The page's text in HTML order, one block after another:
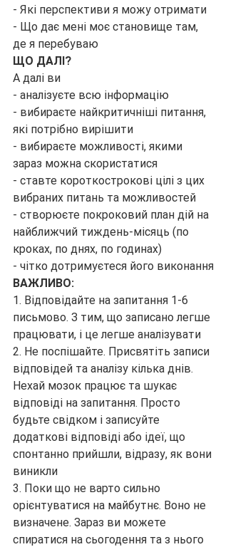
- Які перспективи я можу отримати
- Що дає мені моє становище там,
де я перебуваю
ЩО ДАЛІ?
А далі ви
- аналізуєте всю інформацію
- вибираєте найкритичніші питання,
які потрібно вирішити
- вибираєте можливості, якими
зараз можна скористатися
- ставте короткострокові цілі з цих
вибраних питань та можливостей
- створюєте покроковий план дій на
найближчий тиждень-місяць (по
кроках, по днях, по годинах)
- чітко дотримуєтеся його виконання
ВАЖЛИВО:
1. Відповідайте на запитання 1-6
письмово. З тим, що записано легше
працювати, і це легше аналізувати
2. Не поспішайте. Присвятіть записи
відповідей та аналізу кілька днів.
Нехай мозок працює та шукає
відповіді на запитання. Просто
будьте свідком і записуйте
додаткові відповіді або ідеї, що
спонтанно прийшли, відразу, як вони
виникли
3. Поки що не варто сильно
орієнтуватися на майбутнє. Воно не
визначене. Зараз ви можете
спиратися на сьогодення та з нього